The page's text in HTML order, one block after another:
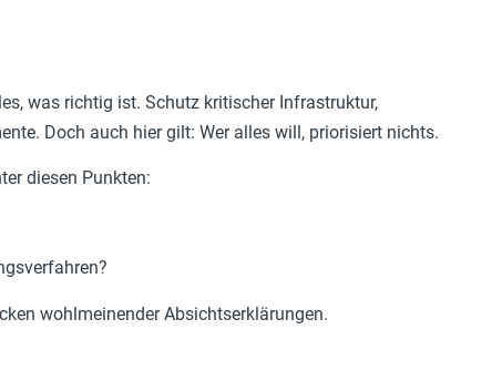
was richtig ist. Schutz kritischer Infrastruktur,
Doch auch hier gilt: Wer alles will, priorisiert nichts.
diesen Punkten:
wohlmeinender Absichtserklärungen.